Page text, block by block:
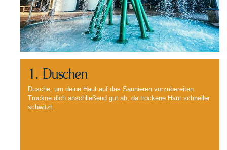
1. Duschen
Dusche, um deine Haut auf das Saunieren vorzubereiten.
Trockne dich anschließend gut ab, da trockene Haut schneller
schwitzt.